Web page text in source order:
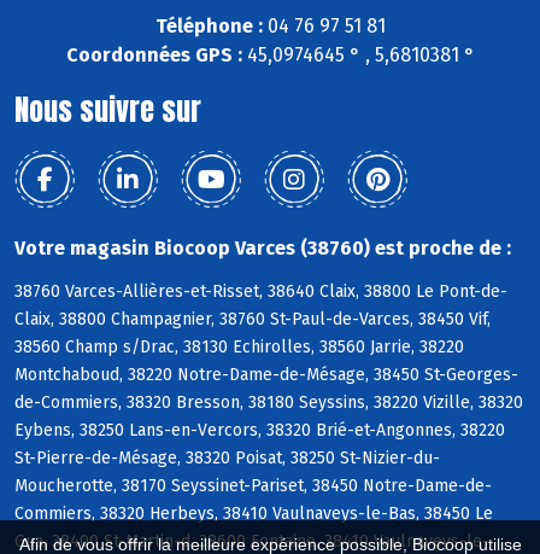
Afin de vous offrir la meilleure expérience possible, Biocoop utilise
Téléphone :04 76 97 51 81
Coordonnées GPS :45,0974645 ° , 5,6810381 °
Nous suivre sur
Votre magasin Biocoop Varces (38760) est proche de :
38760 Varces-Allières-et-Risset, 38640 Claix, 38800 Le Pont-de-
Claix, 38800 Champagnier, 38760 St-Paul-de-Varces, 38450 Vif,
38560 Champ s/Drac, 38130 Echirolles, 38560 Jarrie, 38220
Montchaboud, 38220 Notre-Dame-de-Mésage, 38450 St-Georges-
de-Commiers, 38320 Bresson, 38180 Seyssins, 38220 Vizille, 38320
Eybens, 38250 Lans-en-Vercors, 38320 Brié-et-Angonnes, 38220
St-Pierre-de-Mésage, 38320 Poisat, 38250 St-Nizier-du-
Moucherotte, 38170 Seyssinet-Pariset, 38450 Notre-Dame-de-
Commiers, 38320 Herbeys, 38410 Vaulnaveys-le-Bas, 38450 Le
Gua, 38400 St-Martin-d, 38600 Fontaine, 38410 Vaulnaveys-le-